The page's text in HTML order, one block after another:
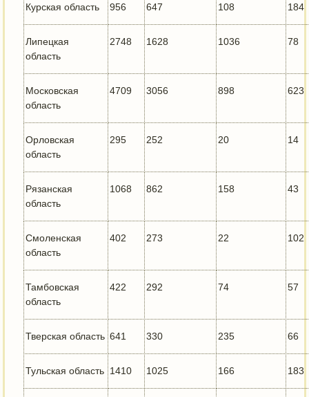
Курская область 956 647 108 184
Липецкая
область
2748 1628 1036 78
Московская
область
4709 3056 898 623
Орловская
область
295 252 20 14
Рязанская
область
1068 862 158 43
Смоленская
область
402 273 22 102
Тамбовская
область
422 292 74 57
Тверская область 641 330 235 66
Тульская область 1410 1025 166 183